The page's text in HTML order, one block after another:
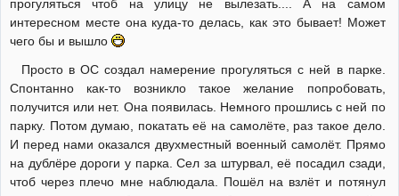
прогуляться чтоб на улицу не вылезать.... А на самом
интересном месте она куда-то делась, как это бывает! Может
чего бы и вышло
Просто в ОС создал намерение прогуляться с ней в парке.
Спонтанно как-то возникло такое желание попробовать,
получится или нет. Она появилась. Немного прошлись с ней по
парку. Потом думаю, покатать её на самолёте, раз такое дело.
И перед нами оказался двухместный военный самолёт. Прямо
на дублёре дороги у парка. Сел за штурвал, её посадил сзади,
чтоб через плечо мне наблюдала. Пошёл на взлёт и потянул